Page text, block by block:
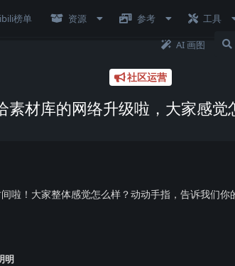
榜单 资源 参考 工具
AI 画图
社区运营
素材库的网络升级啦，大家感觉
啦！大家整体感觉怎么样？动动手指，告诉我们
明